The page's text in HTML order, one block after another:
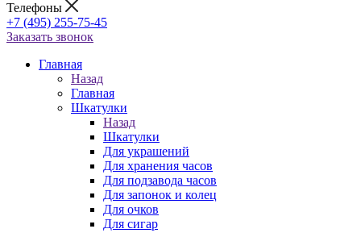
Телефоны
+7 (495) 255-75-45
Заказать звонок
Главная
Назад
Главная
Шкатулки
Назад
Шкатулки
Для украшений
Для хранения часов
Для подзавода часов
Для запонок и колец
Для очков
Для сигар